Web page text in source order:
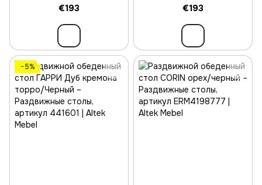
CAM
€193
CAM
€193
−5%